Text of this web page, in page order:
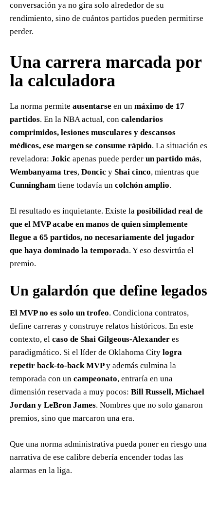
conversación ya no gira solo alrededor de su
rendimiento, sino de cuántos partidos pueden permitirse
perder.
Una carrera marcada por
la calculadora
La norma permite ausentarse en un máximo de 17
partidos. En la NBA actual, con calendarios
comprimidos, lesiones musculares y descansos
médicos, ese margen se consume rápido. La situación es
reveladora: Jokic apenas puede perder un partido más,
Wembanyama tres, Doncic y Shai cinco, mientras que
Cunningham tiene todavía un colchón amplio.
El resultado es inquietante. Existe la posibilidad real de
que el MVP acabe en manos de quien simplemente
llegue a 65 partidos, no necesariamente del jugador
que haya dominado la temporada. Y eso desvirtúa el
premio.
Un galardón que define legados
El MVP no es solo un trofeo. Condiciona contratos,
define carreras y construye relatos históricos. En este
contexto, el caso de Shai Gilgeous-Alexander es
paradigmático. Si el líder de Oklahoma City logra
repetir back-to-back MVPy además culmina la
temporada con un campeonato, entraría en una
dimensión reservada a muy pocos: Bill Russell, Michael
Jordan y LeBron James. Nombres que no solo ganaron
premios, sino que marcaron una era.
Que una norma administrativa pueda poner en riesgo una
narrativa de ese calibre debería encender todas las
alarmas en la liga.